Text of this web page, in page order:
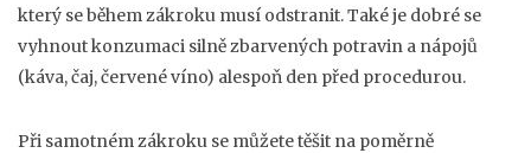
který se během zákroku musí odstranit. Také je dobré se
vyhnout konzumaci silně zbarvených potravin a nápojů
(káva, čaj, červené víno) alespoň den před procedurou.
Při samotném zákroku se můžete těšit na poměrně